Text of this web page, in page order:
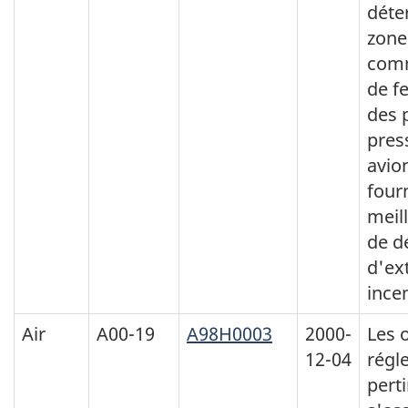
de
des
de
Air
A00-19 A98H0003
2000-
12-04
Les